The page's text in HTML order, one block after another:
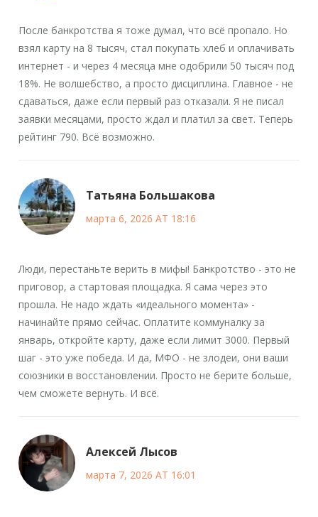
После банкротства я тоже думал, что всё пропало. Но
взял карту на 8 тысяч, стал покупать хлеб и оплачивать
интернет - и через 4 месяца мне одобрили 50 тысяч под
18%. Не волшебство, а просто дисциплина. Главное - не
сдаваться, даже если первый раз отказали. Я не писал
заявки месяцами, просто ждал и платил за свет. Теперь
рейтинг 790. Всё возможно.
Татьяна Большакова
марта 6, 2026 AT 18:16
Люди, перестаньте верить в мифы! Банкротство - это не
приговор, а стартовая площадка. Я сама через это
прошла. Не надо ждать «идеального момента» -
начинайте прямо сейчас. Оплатите коммуналку за
январь, откройте карту, даже если лимит 3000. Первый
шаг - это уже победа. И да, МФО - не злодеи, они ваши
союзники в восстановлении. Просто не берите больше,
чем сможете вернуть. И всё.
Алексей Лысов
марта 7, 2026 AT 16:01